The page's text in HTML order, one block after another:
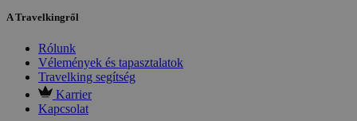
A Travelkingről
Rólunk
Vélemények és tapasztalatok
Travelking segítség
Karrier
Kapcsolat